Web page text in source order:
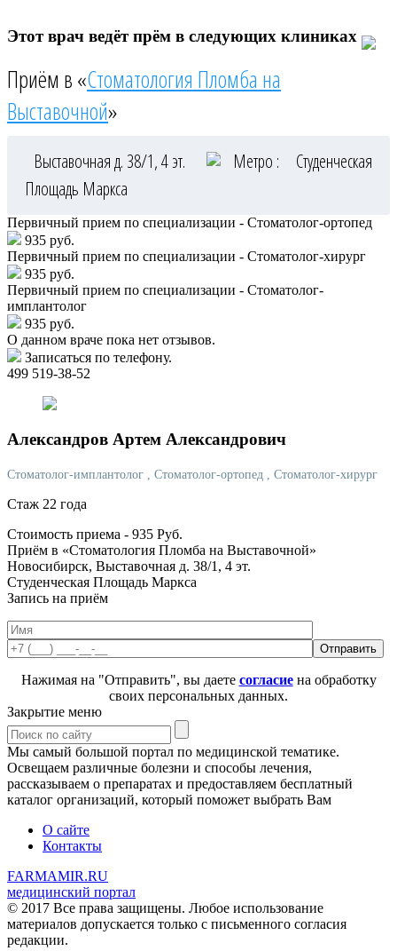
Этот врач ведёт прём в следующих клиниках
Приём в «Стоматология Пломба на
Выставочной»
Выставочная д. 38/1, 4 эт. Метро :
Студенческая
Площадь Маркса
Первичный прием по специализации - Стоматолог-ортопед
935 руб.
Первичный прием по специализации - Стоматолог-хирург
935 руб.
Первичный прием по специализации - Стоматолог-
имплантолог
935 руб.
О данном враче пока нет отзывов.
Записаться по телефону.
499 519-38-52
Александров Артем Александрович
Стоматолог-имплантолог , Стоматолог-ортопед , Стоматолог-хирург
Стаж 22 года
Стоимость приема - 935 Руб.
Приём в «Стоматология Пломба на Выставочной»
Новосибирск, Выставочная д. 38/1, 4 эт.
Студенческая Площадь Маркса
Запись на приём
Нажимая на "Отправить", вы даете согласиена обработку
своих персональных данных.
Закрытие меню
Мы самый большой портал по медицинской тематике.
Освещаем различные болезни и способы лечения,
рассказываем о препаратах и предоставляем бесплатный
каталог организаций, который поможет выбрать Вам
О сайте
Контакты
FARMAMIR.RU
медицинский портал
© 2017 Все права защищены. Любое использование
материалов допускается только с письменного согласия
редакции.